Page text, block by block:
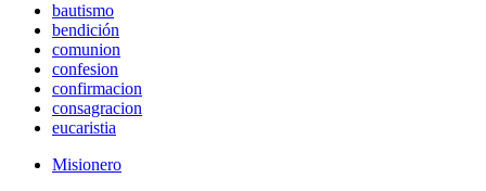
bautismo
bendición
comunion
confesion
confirmacion
consagracion
eucaristia
Misionero